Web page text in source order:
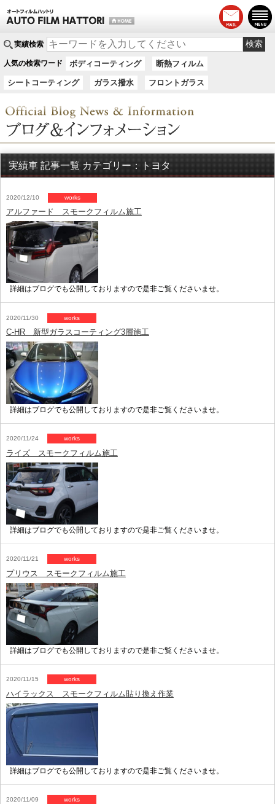
実績検索
人気の検索ワード ボディコーティング 断熱フィルム
シートコーティング ガラス撥水 フロントガラス
実績車 記事一覧 カテゴリー：トヨタ
2020/12/10 works
アルファード スモークフィルム施工
詳細はブログでも公開しておりますので是非ご覧くださいませ。
2020/11/30 works
C-HR 新型ガラスコーティング3層施工
詳細はブログでも公開しておりますので是非ご覧くださいませ。
2020/11/24 works
ライズ スモークフィルム施工
詳細はブログでも公開しておりますので是非ご覧くださいませ。
2020/11/21 works
プリウス スモークフィルム施工
詳細はブログでも公開しておりますので是非ご覧くださいませ。
2020/11/15 works
ハイラックス スモークフィルム貼り換え作業
詳細はブログでも公開しておりますので是非ご覧くださいませ。
2020/11/09 works